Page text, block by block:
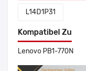
L14D1P31
Kompatibel Zu
Lenovo PB1-770N